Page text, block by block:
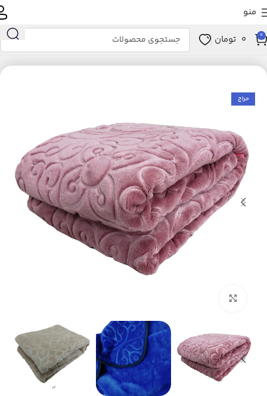
منو
0
0 تومان
خانه خانه و آشپزخانه خواب پتو
حراج